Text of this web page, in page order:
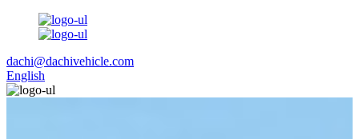
dachi@dachivehicle.com
English